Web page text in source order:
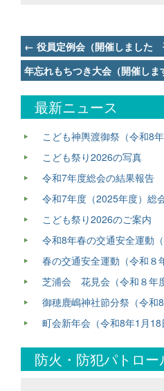
Post
navigation
← 役員定例会（開催しました
年忘れもちつき大会（開催し
最新ニュース
こども神輿渡御祭（令和8年
こども祭り2026の写真
令和7年度総会の結果報告
令和7年度（2025年度）総
こども祭り2026のご案内
令和8年春の交通安全運動（
春の交通安全運動（令和８
芝浦会 花見会（令和８年
御穂鹿嶋神社節分祭（令和8
町会新年会（令和8年1月18
防火・防犯パトロー